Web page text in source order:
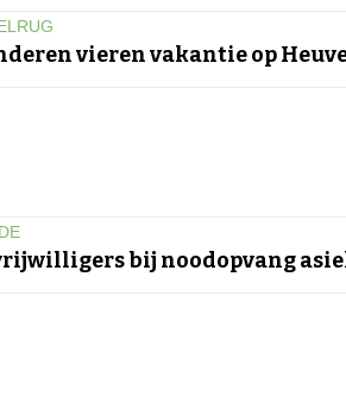
vieren vakantie op
bij noodopvang